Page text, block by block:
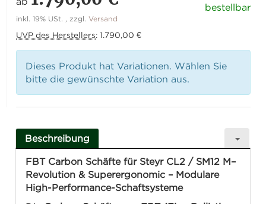
inkl. 19% USt. , zzgl.Versand
UVP des Herstellers:1.790,00 €
bestellbar
Dieses Produkt hat Variationen. Wählen Sie
bitte die gewünschte Variation aus.
Beschreibung
FBT Carbon Schäfte für Steyr CL2 / SM12 M–
Revolution & Superergonomic – Modulare
High-Performance-Schaftsysteme